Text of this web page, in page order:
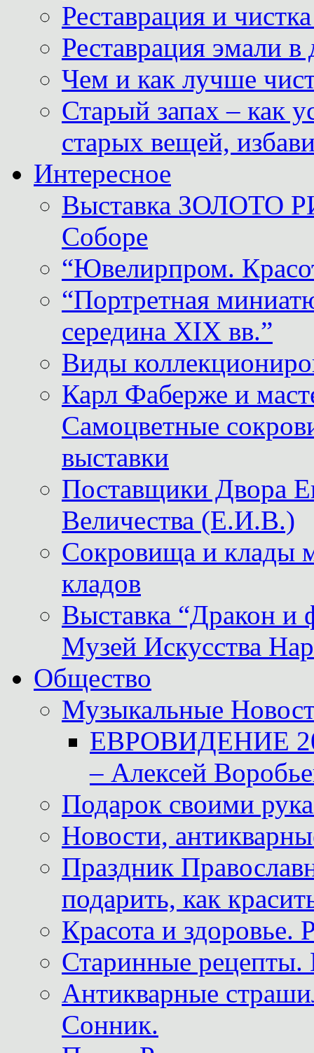
Реставрация и
Реставрация эмали
Чем и как лучше
Старый запах – как
старых вещей,
Интересное
Выставка ЗОЛОТО
Соборе
“Ювелирпром.
“Портретная
середина XIX вв.”
Виды
Карл Фаберже и
Самоцветные
выставки
Поставщики
Величества (Е.И.В.)
Сокровища и клады
кладов
Выставка “Дракон и
Музей Искусства
Общество
Музыкальные
ЕВРОВИДЕНИЕ
– Алексей
Подарок своими
Новости,
Праздник
подарить, как
Красота и здоровье.
Старинные рецепты.
Антикварные
Сонник.